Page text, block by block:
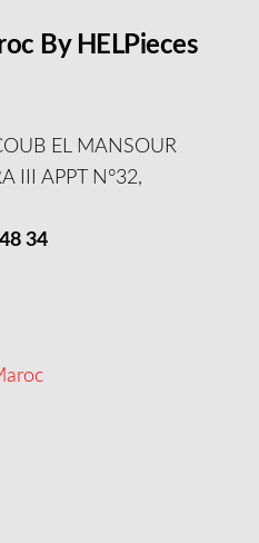
By HELPieces
EL MANSOUR
III APPT N°32,
34